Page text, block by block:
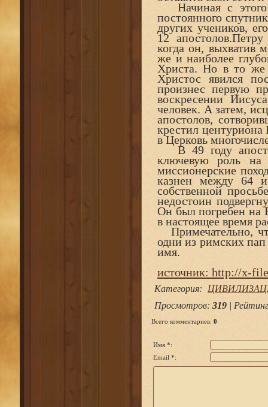
Начиная с этого
постоянного
других учеников,
12
когда он, выхватив
же и наиболее
Христа. Но в то же
Христос явился
произнес первую
воскресении
человек. А затем,
апостолов,
крестил
в Церковь
В 49 году
ключевую роль на
миссионерские
казнен между 64
собственной
недостоин
Он был погребен на
в настоящее время
Примечательно,
одни из римских
имя.
источник: http://x-
Категория:
Просмотров: 319 | Рейтинг
Всего комментариев: 0
Имя *:
Email *: